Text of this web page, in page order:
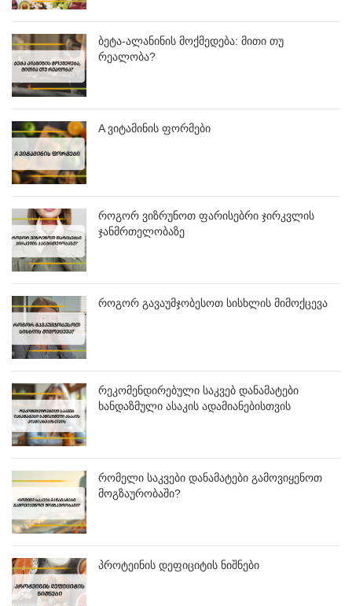
ბეტა-ალანინის მოქმედება: მითი თუ
რეალობა?
A ვიტამინის ფორმები
როგორ ვიზრუნოთ ფარისებრი ჯირკვლის
ჯანმრთელობაზე
როგორ გავაუმჯობესოთ სისხლის მიმოქცევა
რეკომენდირებული საკვებ დანამატები
ხანდაზმული ასაკის ადამიანებისთვის
რომელი საკვები დანამატები გამოვიყენოთ
მოგზაურობაში?
პროტეინის დეფიციტის ნიშნები